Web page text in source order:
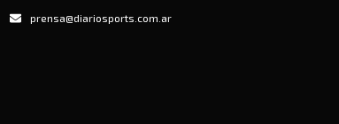
prensa@diariosports.com.ar